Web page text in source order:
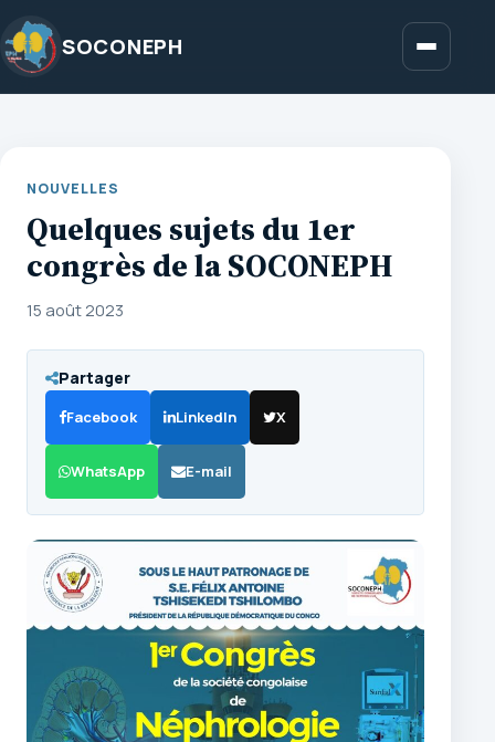
au
contenu
SOCONEPH Menu
NOUVELLES
Quelques sujets du 1er
congrès de la SOCONEPH
15 août 2023
Partager
Facebook LinkedIn X
WhatsApp E-mail